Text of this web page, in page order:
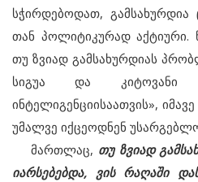
სჭირდებოდათ,
თან პოლიტიკურად აქტიური.
თუ ზვიად გამსახურდიას
სიგუა და კიტოვანი
ინტელიგენციისაათვის»,
უმალვე იქცეოდნენ
მართლაც, თუ ზვიად
იარსებებდა, ვის რაღაში